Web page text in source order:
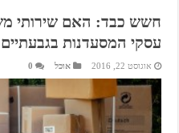
חשש כבד: האם שירותי
עסקי המסעדנות
אוגוסט 22, 2016 אוכל 0